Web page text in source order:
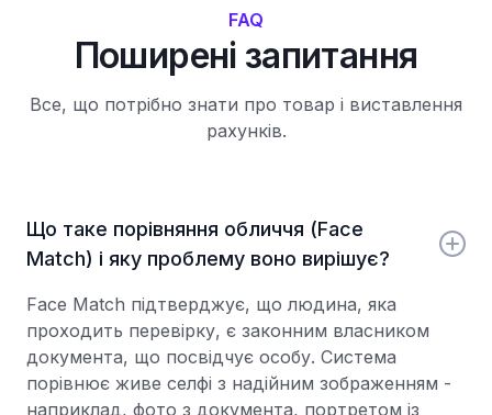
FAQ
Поширені запитання
Все, що потрібно знати про товар і виставлення
рахунків.
Що таке порівняння обличчя (Face
Match) і яку проблему воно вирішує?
Face Match підтверджує, що людина, яка
проходить перевірку, є законним власником
документа, що посвідчує особу. Система
порівнює живе селфі з надійним зображенням -
наприклад, фото з документа, портретом із